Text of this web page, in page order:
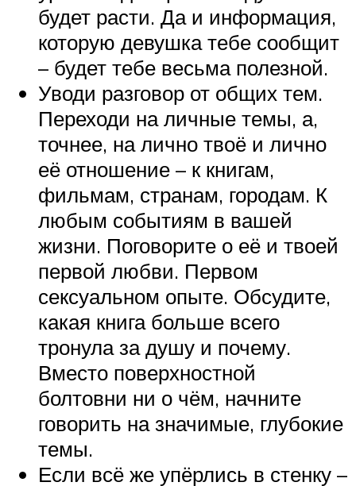
будет расти. Да и информация,
которую девушка тебе сообщит
– будет тебе весьма полезной.
Уводи разговор от общих тем.
Переходи на личные темы, а,
точнее, на лично твоё и лично
её отношение – к книгам,
фильмам, странам, городам. К
любым событиям в вашей
жизни. Поговорите о её и твоей
первой любви. Первом
сексуальном опыте. Обсудите,
какая книга больше всего
тронула за душу и почему.
Вместо поверхностной
болтовни ни о чём, начните
говорить на значимые, глубокие
темы.
Если всё же упёрлись в стенку –